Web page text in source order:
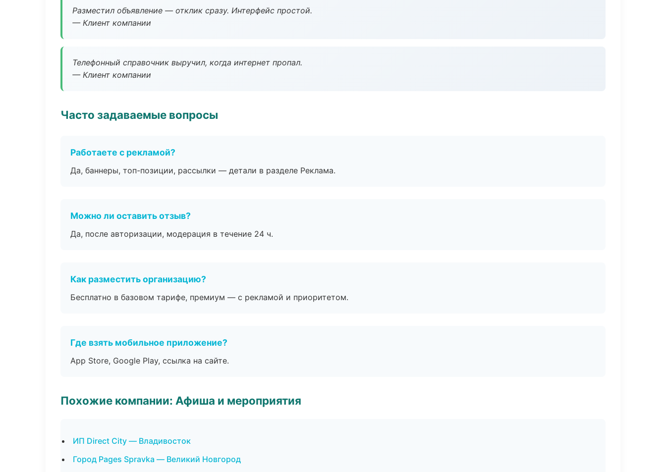
Разместил объявление — отклик сразу. Интерфейс простой.
— Клиент компании
Телефонный справочник выручил, когда интернет пропал.
— Клиент компании
Часто задаваемые вопросы
Работаете с рекламой?
Да, баннеры, топ-позиции, рассылки — детали в разделе Реклама.
Можно ли оставить отзыв?
Да, после авторизации, модерация в течение 24 ч.
Как разместить организацию?
Бесплатно в базовом тарифе, премиум — с рекламой и приоритетом.
Где взять мобильное приложение?
App Store, Google Play, ссылка на сайте.
Похожие компании: Афиша и мероприятия
ИП Direct City — Владивосток
Город Pages Spravka — Великий Новгород